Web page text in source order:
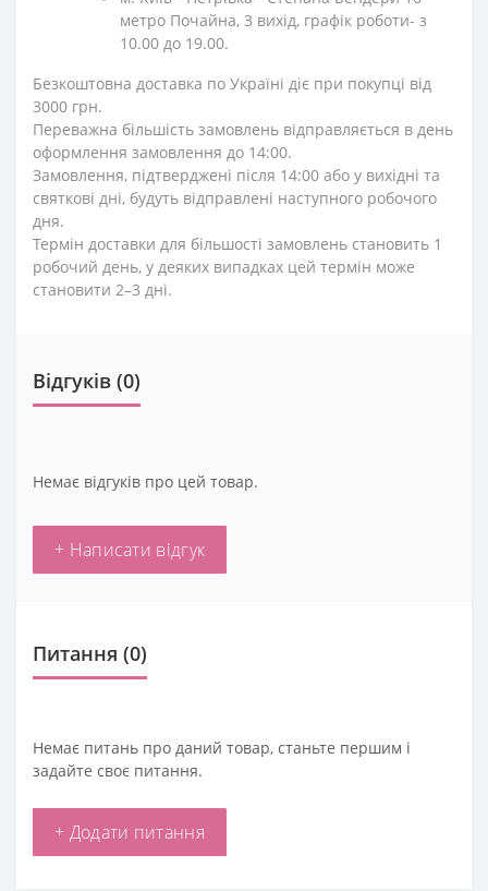
метро Почайна, 3 вихід, графік роботи- з
10.00 до 19.00.
Безкоштовна доставка по Україні діє при покупці від
3000 грн.
Переважна більшість замовлень відправляється в день
оформлення замовлення до 14:00.
Замовлення, підтверджені після 14:00 або у вихідні та
святкові дні, будуть відправлені наступного робочого
дня.
Термін доставки для більшості замовлень становить 1
робочий день, у деяких випадках цей термін може
становити 2–3 дні.
Відгуків (0)
Немає відгуків про цей товар.
+ Написати відгук
Питання (0)
Немає питань про даний товар, станьте першим і
задайте своє питання.
+ Додати питання